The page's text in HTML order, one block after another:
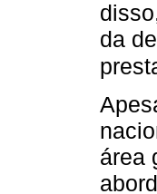
da
área